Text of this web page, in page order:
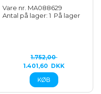
Vare nr. MA088629
Antal på lager: 1 På lager
1.752,00
1.401,60 DKK